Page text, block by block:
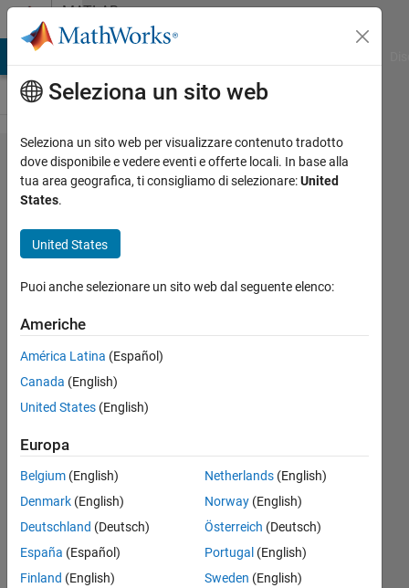
Vai al contenutoMATLAB
Answers
Error
"Cannot
function
‘joyinput’."
when I try
to
compile
my
ya
9 Ott
2023
Risposta
Seleziona un sito web
Seleziona un sito web per visualizzare contenuto tradotto
dove disponibile e vedere eventi e offerte locali. In base alla
tua area geografica, ti consigliamo di selezionare:United
States.
United States
Puoi anche selezionare un sito web dal seguente elenco:
Americhe
América Latina (Español)
Canada (English)
United States (English)
Europa
Belgium (English)
Denmark (English)
Deutschland (Deutsch)
España (Español)
Finland (English)
Netherlands(English)
Norway(English)
Österreich (Deutsch)
Portugal (English)
Sweden (English)